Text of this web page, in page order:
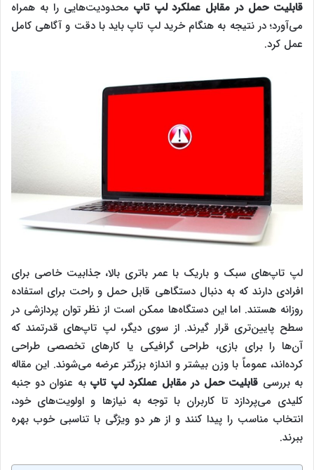
قابلیت حمل در مقابل عملکرد لپ تاپ محدودیت‌هایی را به همراه
می‌آورد؛ در نتیجه به هنگام خرید لپ تاپ باید با دقت و آگاهی کامل
عمل کرد.
‌‌‌لپ تاپ‌های سبک و باریک با عمر باتری بالا، جذابیت خاصی برای
افرادی دارند که به دنبال دستگاهی قابل حمل و راحت برای استفاده
روزانه هستند. اما این دستگاه‌ها ممکن است از نظر توان پردازشی در
سطح پایین‌تری قرار گیرند. از سوی دیگر، ‌‌‌لپ تاپ‌های قدرتمند که
آن‌ها را برای بازی، طراحی گرافیکی یا کارهای تخصصی طراحی
کرده‌اند، عموماً با وزن بیشتر و اندازه بزرگتر عرضه می‌شوند. این مقاله
به بررسی قابلیت حمل در مقابل عملکرد لپ تاپ به عنوان دو جنبه
کلیدی می‌پردازد تا کاربران با توجه به نیازها و اولویت‌های خود،
انتخاب مناسب را پیدا کنند و از هر دو ویژگی با تناسبی خوب بهره
ببرند.